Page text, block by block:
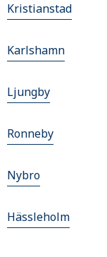
Kristianstad
Karlshamn
Ljungby
Ronneby
Nybro
Hässleholm